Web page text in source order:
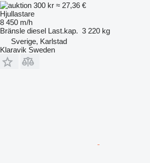
300 kr ≈ 27,36 €
Hjullastare
8 450 m/h
Bränsle diesel Last.kap. 3 220 kg
Sverige, Karlstad
Klaravik Sweden